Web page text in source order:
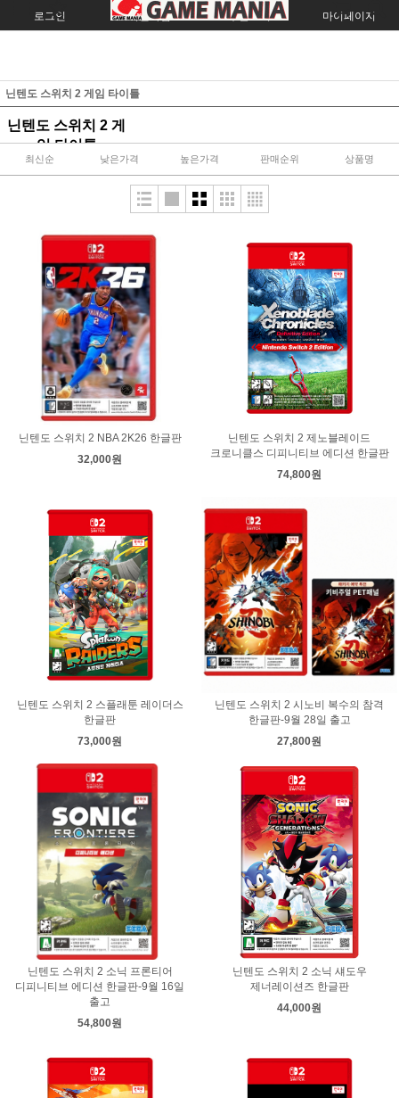
로그인 회원가입 주문조회 마이페이지
닌텐도 스위치 2 게임 타이틀
닌텐도 스위치 2 게
임 타이틀
최신순 낮은가격 높은가격 판매순위 상품명
닌텐도 스위치 2 NBA 2K26 한글판
32,000원
닌텐도 스위치 2 제노블레이드
크로니클스 디피니티브 에디션 한글판
74,800원
닌텐도 스위치 2 스플래툰 레이더스
한글판
73,000원
닌텐도 스위치 2 시노비 복수의 참격
한글판-9월 28일 출고
27,800원
닌텐도 스위치 2 소닉 프론티어
디피니티브 에디션 한글판-9월 16일
출고
54,800원
닌텐도 스위치 2 소닉 섀도우
제너레이션즈 한글판
44,000원